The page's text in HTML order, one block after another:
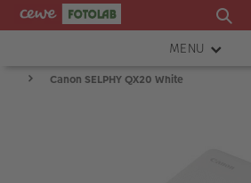
MENU
FOTOAPARÁTY
Canon SELPHY QX20 White